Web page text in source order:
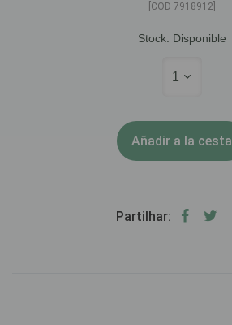
[COD 7918912]
Stock: Disponible
1
Añadir a la cesta
Partilhar: